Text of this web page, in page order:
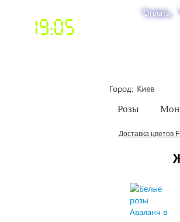
19:05
Оплата
Город
Розы
Доставка цветов